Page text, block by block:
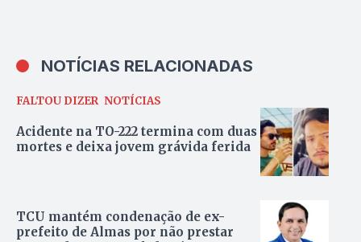
NOTÍCIAS RELACIONADAS
FALTOU DIZER NOTÍCIAS
Acidente na TO-222 termina com duas
mortes e deixa jovem grávida ferida
TCU mantém condenação de ex-
prefeito de Almas por não prestar